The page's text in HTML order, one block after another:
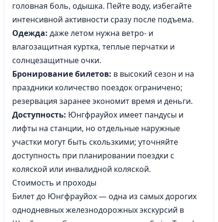
головная боль, одышка. Пейте воду, избегайте
интенсивной активности сразу после подъема.
Одежда: даже летом нужна ветро- и
влагозащитная куртка, теплые перчатки и
солнцезащитные очки.
Бронирование билетов: в высокий сезон и на
праздники количество поездок ограничено;
резервация заранее экономит время и деньги.
Доступность: Юнгфрауйох имеет пандусы и
лифты на станции, но отдельные наружные
участки могут быть скользкими; уточняйте
доступность при планировании поездки с
коляской или инвалидной коляской.
Стоимость и проходы
Билет до Юнгфрауйох — одна из самых дорогих
однодневных железнодорожных экскурсий в